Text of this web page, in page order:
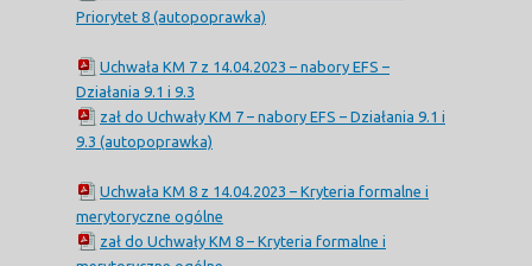
Priorytet 8 (autopoprawka)
Uchwała KM 7 z 14.04.2023 – nabory EFS –
Działania 9.1 i 9.3
zał do Uchwały KM 7 – nabory EFS – Działania 9.1 i
9.3 (autopoprawka)
Uchwała KM 8 z 14.04.2023 – Kryteria formalne i
merytoryczne ogólne
zał do Uchwały KM 8 – Kryteria formalne i